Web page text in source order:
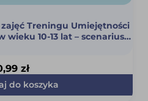
Treningu Umiejętności
wieku 10-13 lat – scenariusz
zł
do koszyka